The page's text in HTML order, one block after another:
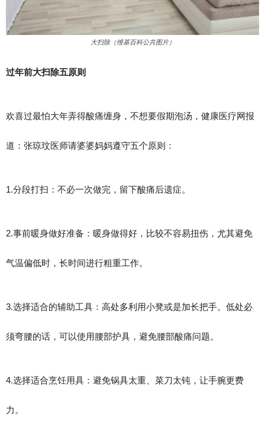
大扫除（维基百科公共图片）
过年前大扫除五原则
欢喜过最怕大年弄得酸痛缠身，不想要假期泡汤，健康医疗网报
道：张琼玟医师请婆婆妈妈遵守五个原则：
1.分段打扫：不必一次做完，留下酸痛后遗症。
2.事前暖身做好准备：暖身做得好，比较不容易扭伤，尤其避免
气温偏低时，长时间进行粗重工作。
3.选择适合的辅助工具：高处多利用小凳或是加长把手。低处必
须弯腰的话，可以使用腰部护具，避免腰部酸痛问题。
4.选择适合烹饪用具：避免锅具太重、菜刀太钝，让手腕更费
力。